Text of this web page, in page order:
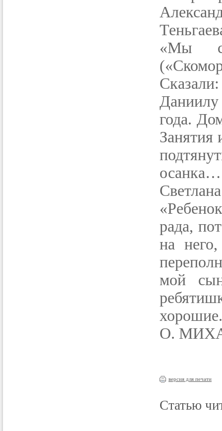
«Мы
Даниилу
года.
Занятия
осанка…
рада,
на
мой
О.
версия для печати
Статью